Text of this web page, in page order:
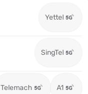
Yettel
SingTel
Telemach A1